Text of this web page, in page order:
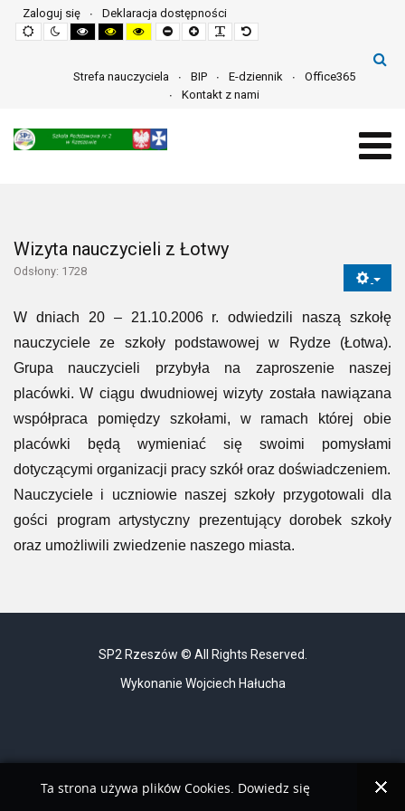
Zaloguj się
Deklaracja dostępności
Default
mode
Night
mode
High
contrast
mode
High
contrast
mode
High
contrast
mode
Set
smaller
Set
larger
Make
font
Set
default
Strefa nauczyciela
BIP E-dziennik
Office365
Kontakt z nami
Wizyta nauczycieli z Łotwy
Odsłony: 1728
W dniach 20 – 21.10.2006 r. odwiedzili naszą szkołę
nauczyciele ze szkoły podstawowej w Rydze (Łotwa).
Grupa nauczycieli przybyła na zaproszenie naszej
placówki. W ciągu dwudniowej wizyty została nawiązana
współpraca pomiędzy szkołami, w ramach której obie
placówki będą wymieniać się swoimi pomysłami
dotyczącymi organizacji pracy szkół oraz doświadczeniem.
Nauczyciele i uczniowie naszej szkoły przygotowali dla
gości program artystyczny prezentujący dorobek szkoły
oraz umożliwili zwiedzenie naszego miasta.
SP2 Rzeszów © All Rights Reserved.
Wykonanie Wojciech Hałucha
Ta strona używa plików Cookies. Dowiedz się